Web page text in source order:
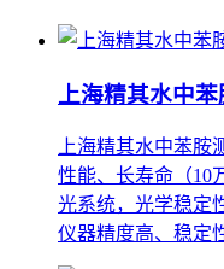
上海精其水中
上海精其水中苯胺
性能、长寿命（10
光系统，光学稳定
仪器精度高、稳